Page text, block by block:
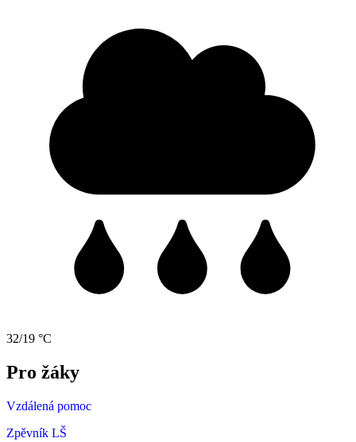
32/19 °C
Pro žáky
Vzdálená pomoc
Zpěvník LŠ